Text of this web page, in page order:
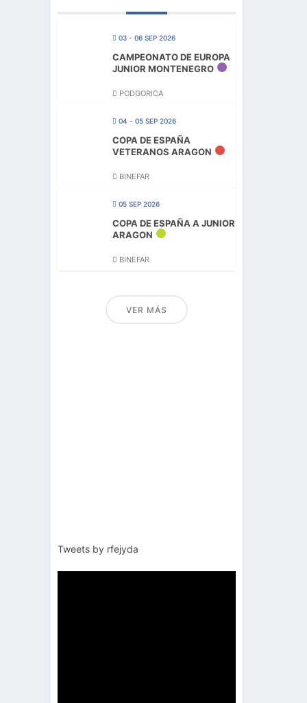
03 - 06 SEP 2026
CAMPEONATO DE EUROPA
JUNIOR MONTENEGRO
PODGORICA
04 - 05 SEP 2026
COPA DE ESPAÑA
VETERANOS ARAGON
BINEFAR
05 SEP 2026
COPA DE ESPAÑA A JUNIOR
ARAGON
BINEFAR
VER MÁS
Tweets by rfejyda